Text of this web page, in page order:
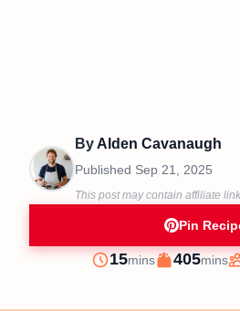
ByAlden Cavanaugh
Published Sep 21, 2025
This post may contain affiliate
Pin
Prep
15minutes
mins
Cook
405mins